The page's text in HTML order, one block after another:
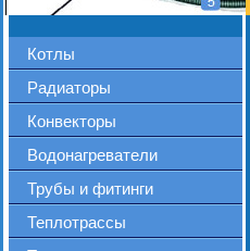
Котлы
Радиаторы
Конвекторы
Водонагреватели
Трубы и фитинги
Теплотрассы